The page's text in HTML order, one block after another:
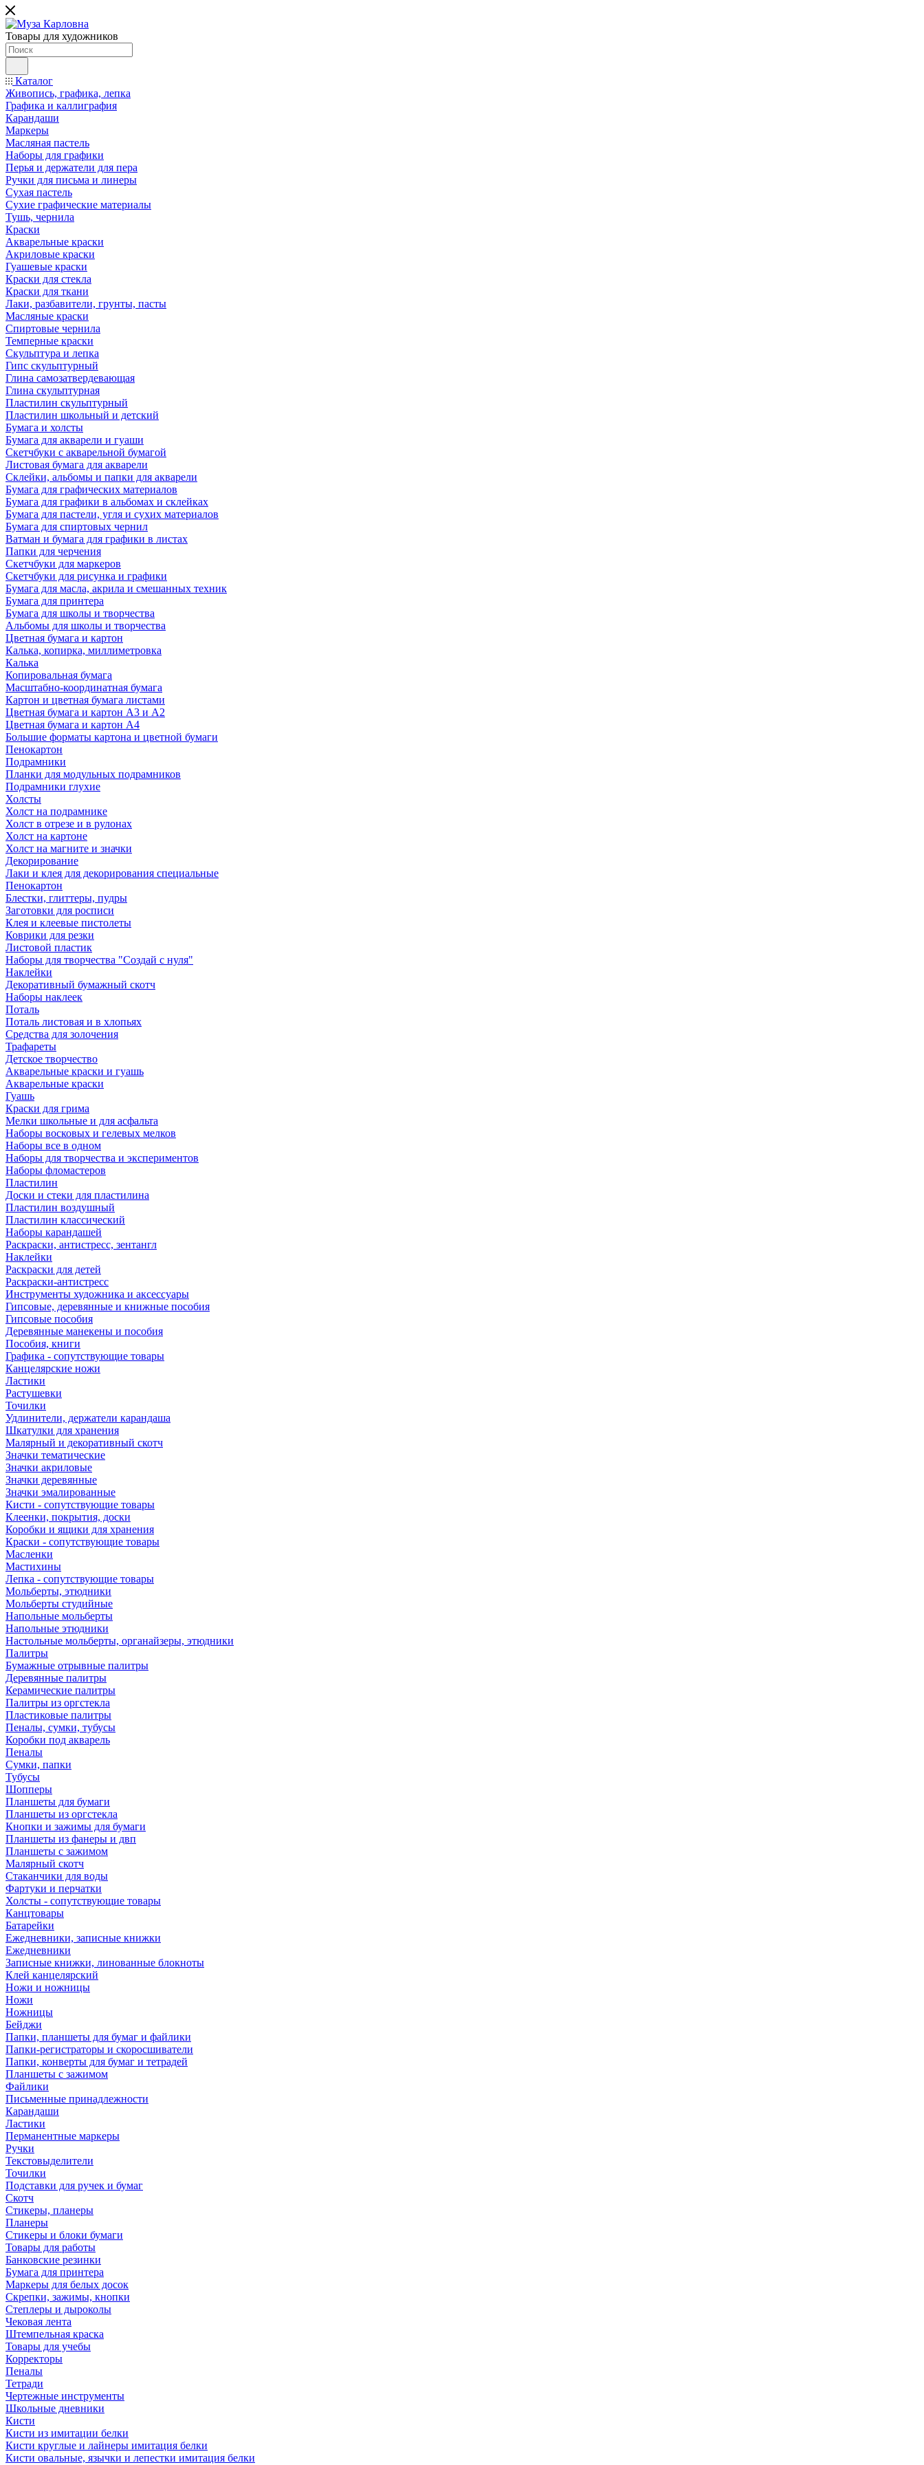
Товары для художников
Каталог
Живопись, графика, лепка
Графика и каллиграфия
Карандаши
Маркеры
Масляная пастель
Наборы для графики
Перья и держатели для пера
Ручки для письма и линеры
Сухая пастель
Сухие графические материалы
Тушь, чернила
Краски
Акварельные краски
Акриловые краски
Гуашевые краски
Краски для стекла
Краски для ткани
Лаки, разбавители, грунты, пасты
Масляные краски
Спиртовые чернила
Темперные краски
Скульптура и лепка
Гипс скульптурный
Глина самозатвердевающая
Глина скульптурная
Пластилин скульптурный
Пластилин школьный и детский
Бумага и холсты
Бумага для акварели и гуаши
Скетчбуки с акварельной бумагой
Листовая бумага для акварели
Склейки, альбомы и папки для акварели
Бумага для графических материалов
Бумага для графики в альбомах и склейках
Бумага для пастели, угля и сухих материалов
Бумага для спиртовых чернил
Ватман и бумага для графики в листах
Папки для черчения
Скетчбуки для маркеров
Скетчбуки для рисунка и графики
Бумага для масла, акрила и смешанных техник
Бумага для принтера
Бумага для школы и творчества
Альбомы для школы и творчества
Цветная бумага и картон
Калька, копирка, миллиметровка
Калька
Копировальная бумага
Масштабно-координатная бумага
Картон и цветная бумага листами
Цветная бумага и картон А3 и А2
Цветная бумага и картон А4
Большие форматы картона и цветной бумаги
Пенокартон
Подрамники
Планки для модульных подрамников
Подрамники глухие
Холсты
Холст на подрамнике
Холст в отрезе и в рулонах
Холст на картоне
Холст на магните и значки
Декорирование
Лаки и клея для декорирования специальные
Пенокартон
Блестки, глиттеры, пудры
Заготовки для росписи
Клея и клеевые пистолеты
Коврики для резки
Листовой пластик
Наборы для творчества "Создай с нуля"
Наклейки
Декоративный бумажный скотч
Наборы наклеек
Поталь
Поталь листовая и в хлопьях
Средства для золочения
Трафареты
Детское творчество
Акварельные краски и гуашь
Акварельные краски
Гуашь
Краски для грима
Мелки школьные и для асфальта
Наборы восковых и гелевых мелков
Наборы все в одном
Наборы для творчества и экспериментов
Наборы фломастеров
Пластилин
Доски и стеки для пластилина
Пластилин воздушный
Пластилин классический
Наборы карандашей
Раскраски, антистресс, зентангл
Наклейки
Раскраски для детей
Раскраски-антистресс
Инструменты художника и аксессуары
Гипсовые, деревянные и книжные пособия
Гипсовые пособия
Деревянные манекены и пособия
Пособия, книги
Графика - сопутствующие товары
Канцелярские ножи
Ластики
Растушевки
Точилки
Удлинители, держатели карандаша
Шкатулки для хранения
Малярный и декоративный скотч
Значки тематические
Значки акриловые
Значки деревянные
Значки эмалированные
Кисти - сопутствующие товары
Клеенки, покрытия, доски
Коробки и ящики для хранения
Краски - сопутствующие товары
Масленки
Мастихины
Лепка - сопутствующие товары
Мольберты, этюдники
Мольберты студийные
Напольные мольберты
Напольные этюдники
Настольные мольберты, органайзеры, этюдники
Палитры
Бумажные отрывные палитры
Деревянные палитры
Керамические палитры
Палитры из оргстекла
Пластиковые палитры
Пеналы, сумки, тубусы
Коробки под акварель
Пеналы
Сумки, папки
Тубусы
Шопперы
Планшеты для бумаги
Планшеты из оргстекла
Кнопки и зажимы для бумаги
Планшеты из фанеры и двп
Планшеты с зажимом
Малярный скотч
Стаканчики для воды
Фартуки и перчатки
Холсты - сопутствующие товары
Канцтовары
Батарейки
Ежедневники, записные книжки
Ежедневники
Записные книжки, линованные блокноты
Клей канцелярский
Ножи и ножницы
Ножи
Ножницы
Бейджи
Папки, планшеты для бумаг и файлики
Папки-регистраторы и скоросшиватели
Папки, конверты для бумаг и тетрадей
Планшеты с зажимом
Файлики
Письменные принадлежности
Карандаши
Ластики
Перманентные маркеры
Ручки
Текстовыделители
Точилки
Подставки для ручек и бумаг
Скотч
Стикеры, планеры
Планеры
Стикеры и блоки бумаги
Товары для работы
Банковские резинки
Бумага для принтера
Маркеры для белых досок
Скрепки, зажимы, кнопки
Степлеры и дыроколы
Чековая лента
Штемпельная краска
Товары для учебы
Корректоры
Пеналы
Тетради
Чертежные инструменты
Школьные дневники
Кисти
Кисти из имитации белки
Кисти круглые и лайнеры имитация белки
Кисти овальные, язычки и лепестки имитация белки